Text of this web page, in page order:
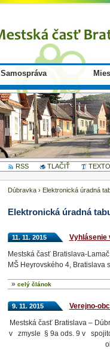
Samospráva
RSS TLAČIŤ
Dúbravka› Elektronická úradná
Elektronická úradná
11. 11. 2015
Vyhlásenie
Mestská časť Bratislava-
MŠ Heyrovského 4, Bratislava
» celý článok
9. 11. 2015
Verejno-
Mestská časť Bratislava –
v zmysle § 9a ods. 9 v